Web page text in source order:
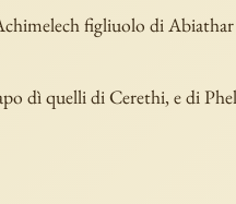
figliuolo di
dì quelli di Cerethi, e di